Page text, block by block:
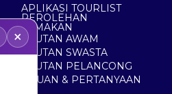
APLIKASI TOURLIST
PEROLEHAN
SEMAKAN
PAUTAN AWAM
PAUTAN SWASTA
PAUTAN PELANCONG
ADUAN & PERTANYAAN
×